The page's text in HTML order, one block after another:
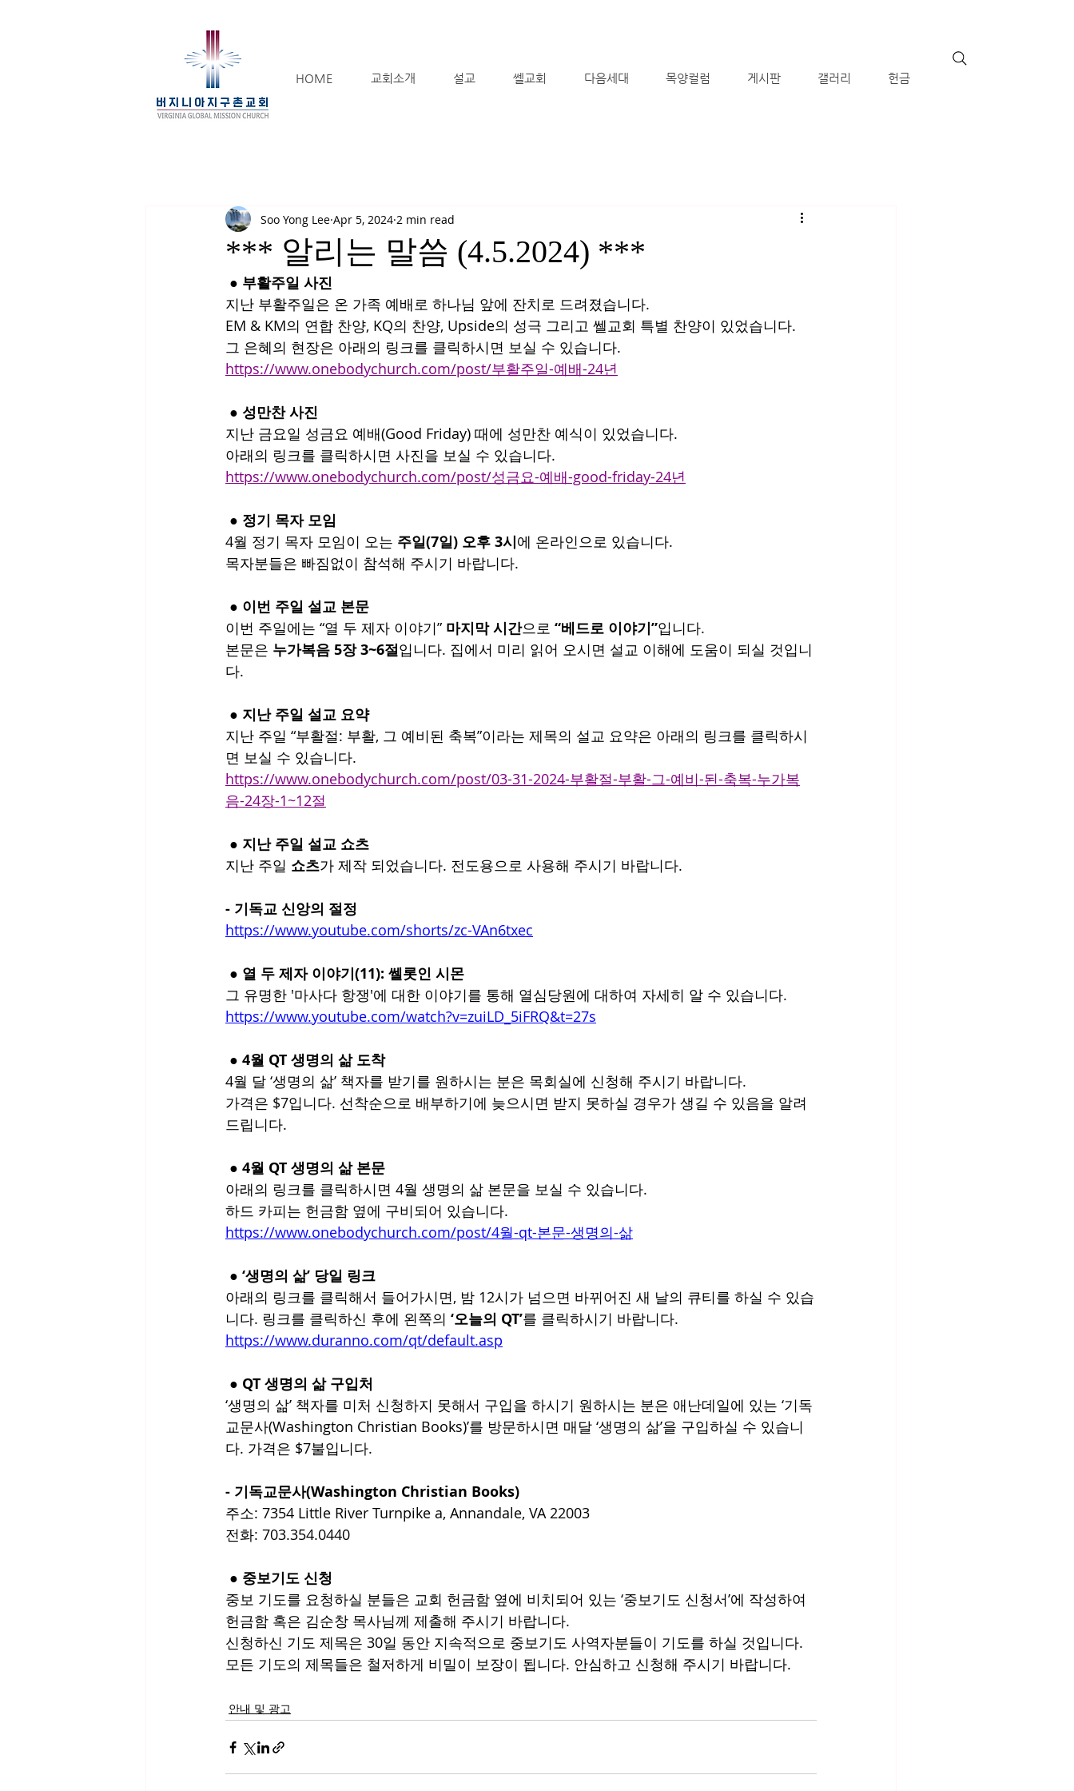
HOME 교회소개 설교 쎌교회 다음세대 목양컬럼 게시판 갤러리 헌금
*** 알리는 말씀 (4.5.2024) ***
Soo Yong Lee Apr 5, 2024 2 min read
● 부활주일 사진
지난 부활주일은 온 가족 예배로 하나님 앞에 잔치로 드려졌습니다.
EM & KM의 연합 찬양, KQ의 찬양, Upside의 성극 그리고 쎌교회 특별 찬양이 있었습니다.
그 은혜의 현장은 아래의 링크를 클릭하시면 보실 수 있습니다.
https://www.onebodychurch.com/post/부활주일-예배-24년
● 성만찬 사진
지난 금요일 성금요 예배(Good Friday) 때에 성만찬 예식이 있었습니다.
아래의 링크를 클릭하시면 사진을 보실 수 있습니다.
https://www.onebodychurch.com/post/성금요-예배-good-friday-24년
● 정기 목자 모임
4월 정기 목자 모임이 오는 주일(7일) 오후 3시에 온라인으로 있습니다.
목자분들은 빠짐없이 참석해 주시기 바랍니다.
● 이번 주일 설교 본문
이번 주일에는 “열 두 제자 이야기” 마지막 시간으로 “베드로 이야기”입니다.
본문은 누가복음 5장 3~6절입니다. 집에서 미리 읽어 오시면 설교 이해에 도움이 되실 것입니
다.
● 지난 주일 설교 요약
지난 주일 “부활절: 부활, 그 예비된 축복”이라는 제목의 설교 요약은 아래의 링크를 클릭하시
면 보실 수 있습니다.
https://www.onebodychurch.com/post/03-31-2024-부활절-부활-그-예비-된-축복-누가복
음-24장-1~12절
● 지난 주일 설교 쇼츠
지난 주일 쇼츠가 제작 되었습니다. 전도용으로 사용해 주시기 바랍니다.
- 기독교 신앙의 절정
https://www.youtube.com/shorts/zc-VAn6txec
● 열 두 제자 이야기(11): 쎌롯인 시몬
그 유명한 '마사다 항쟁'에 대한 이야기를 통해 열심당원에 대하여 자세히 알 수 있습니다.
https://www.youtube.com/watch?v=zuiLD_5iFRQ&t=27s
● 4월 QT 생명의 삶 도착
4월 달 ‘생명의 삶’ 책자를 받기를 원하시는 분은 목회실에 신청해 주시기 바랍니다.
가격은 $7입니다. 선착순으로 배부하기에 늦으시면 받지 못하실 경우가 생길 수 있음을 알려
드립니다.
● 4월 QT 생명의 삶 본문
아래의 링크를 클릭하시면 4월 생명의 삶 본문을 보실 수 있습니다.
하드 카피는 헌금함 옆에 구비되어 있습니다.
https://www.onebodychurch.com/post/4월-qt-본문-생명의-삶
● ‘생명의 삶’ 당일 링크
아래의 링크를 클릭해서 들어가시면, 밤 12시가 넘으면 바뀌어진 새 날의 큐티를 하실 수 있습
니다. 링크를 클릭하신 후에 왼쪽의 ‘오늘의 QT’를 클릭하시기 바랍니다.
https://www.duranno.com/qt/default.asp
● QT 생명의 삶 구입처
‘생명의 삶’ 책자를 미처 신청하지 못해서 구입을 하시기 원하시는 분은 애난데일에 있는 ‘기독
교문사(Washington Christian Books)’를 방문하시면 매달 ‘생명의 삶’을 구입하실 수 있습니
다. 가격은 $7불입니다.
- 기독교문사(Washington Christian Books)
주소: 7354 Little River Turnpike a, Annandale, VA 22003
전화: 703.354.0440
● 중보기도 신청
중보 기도를 요청하실 분들은 교회 헌금함 옆에 비치되어 있는 ‘중보기도 신청서’에 작성하여
헌금함 혹은 김순창 목사님께 제출해 주시기 바랍니다.
신청하신 기도 제목은 30일 동안 지속적으로 중보기도 사역자분들이 기도를 하실 것입니다.
모든 기도의 제목들은 철저하게 비밀이 보장이 됩니다. 안심하고 신청해 주시기 바랍니다.
안내 및 광고